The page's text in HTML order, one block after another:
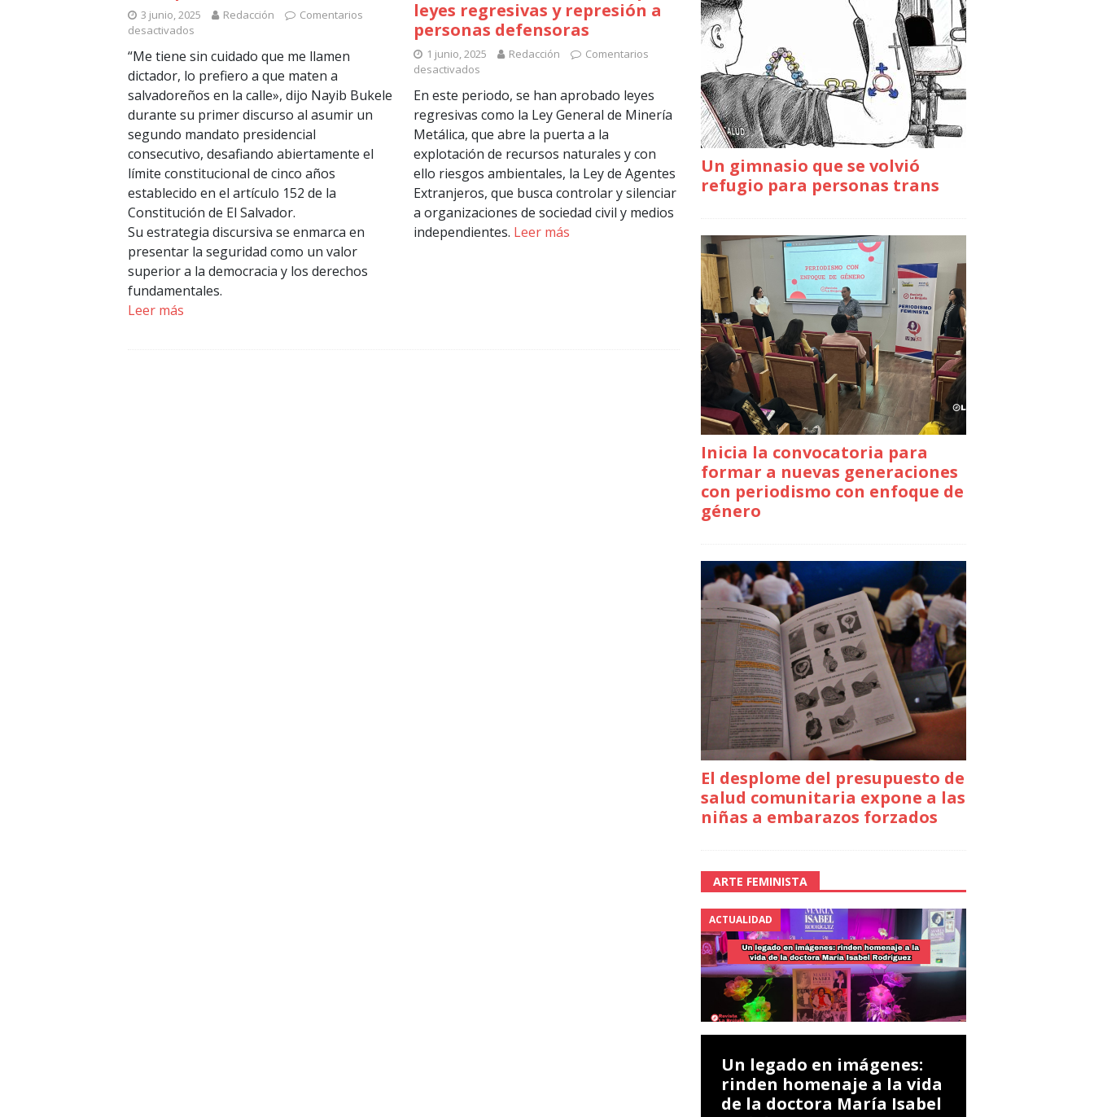
3 junio, 2025 Redacción
Comentarios
desactivados
“Me tiene sin cuidado que me llamen
dictador, lo prefiero a que maten a
salvadoreños en la calle», dijo Nayib Bukele
durante su primer discurso al asumir un
segundo mandato presidencial
consecutivo, desafiando abiertamente el
límite constitucional de cinco años
establecido en el artículo 152 de la
Constitución de El Salvador.
Su estrategia discursiva se enmarca en
presentar la seguridad como un valor
superior a la democracia y los derechos
fundamentales.
Leer más
leyes regresivas y represión a
personas defensoras
1 junio, 2025 Redacción
Comentarios
desactivados
En este periodo, se han aprobado leyes
regresivas como la Ley General de Minería
Metálica, que abre la puerta a la
explotación de recursos naturales y con
ello riesgos ambientales, la Ley de Agentes
Extranjeros, que busca controlar y silenciar
a organizaciones de sociedad civil y medios
independientes. Leer más
Un gimnasio que se volvió
refugio para personas trans
Inicia la convocatoria para
formar a nuevas generaciones
con periodismo con enfoque de
género
El desplome del presupuesto de
salud comunitaria expone a las
niñas a embarazos forzados
ARTE FEMINISTA
ACTUALIDAD
Un legado en imágenes:
rinden homenaje a la vida
de la doctora María Isabel